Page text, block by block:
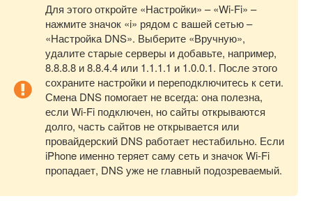
Для этого откройте «Настройки» – «Wi-Fi» –
нажмите значок «i» рядом с вашей сетью –
«Настройка DNS». Выберите «Вручную»,
удалите старые серверы и добавьте, например,
8.8.8.8 и 8.8.4.4 или 1.1.1.1 и 1.0.0.1. После этого
сохраните настройки и переподключитесь к сети.
Смена DNS помогает не всегда: она полезна,
если Wi-Fi подключен, но сайты открываются
долго, часть сайтов не открывается или
провайдерский DNS работает нестабильно. Если
iPhone именно теряет саму сеть и значок Wi-Fi
пропадает, DNS уже не главный подозреваемый.